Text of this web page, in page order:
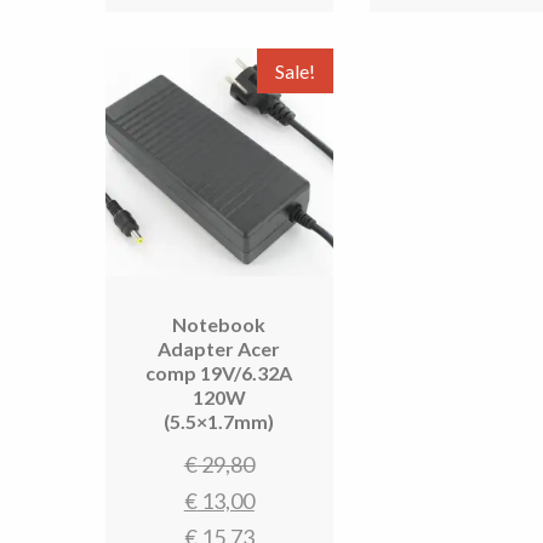
Sale!
Notebook
Adapter Acer
comp 19V/6.32A
120W
(5.5×1.7mm)
€29,80
€13,00
€15,73